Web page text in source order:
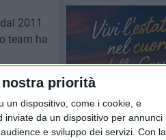
priorità
un dispositivo, come i cookie, e
da un dispositivo per annunci
e sviluppo dei servizi. Con la
2011
team ha